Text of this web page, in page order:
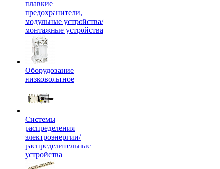
плавкие
предохранители,
модульные устройства/
монтажные устройства
Оборудование
низковольтное
Системы
распределения
электроэнергии/
распределительные
устройства